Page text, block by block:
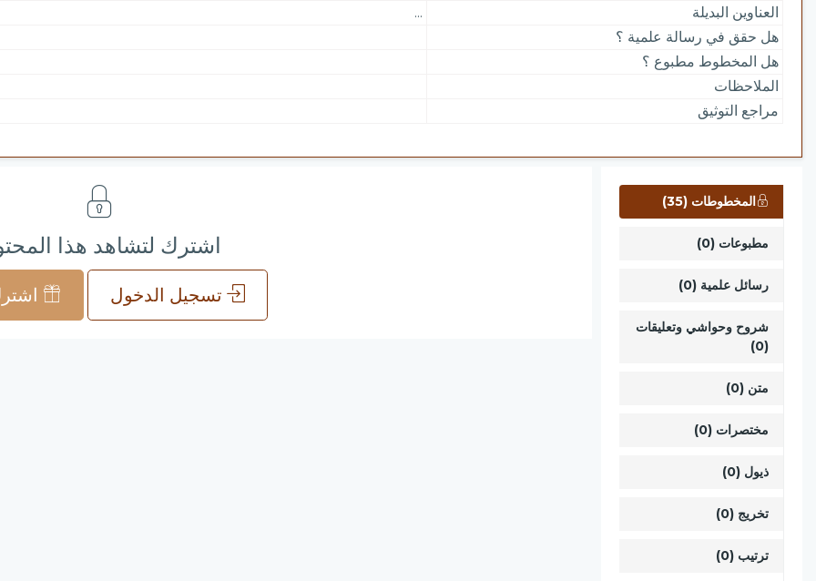
العناوين البديلة
...
هل حقق في رسالة علمية ؟
هل المخطوط مطبوع ؟
الملاحظات
مراجع التوثيق
المخطوطات (35)
مطبوعات (0)
رسائل علمية (0)
شروح وحواشي وتعليقات
(0)
متن (0)
مختصرات (0)
ذيول (0)
تخريج (0)
ترتيب (0)
اشترك لتشاهد هذا
تسجيل الدخول